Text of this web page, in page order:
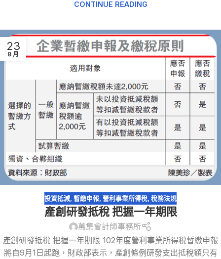
CONTINUE READING
23
8 月
投資抵減 暫繳申報 營利事業所得稅 稅務法規
產創研發抵稅 把握一年期限
萬集會計師事務所
產創研發抵稅 把握一年期限 102年度營利事業所得稅暫繳申報
將自9月1日起跑，財政部表示，產創條例研發支出抵稅額只有